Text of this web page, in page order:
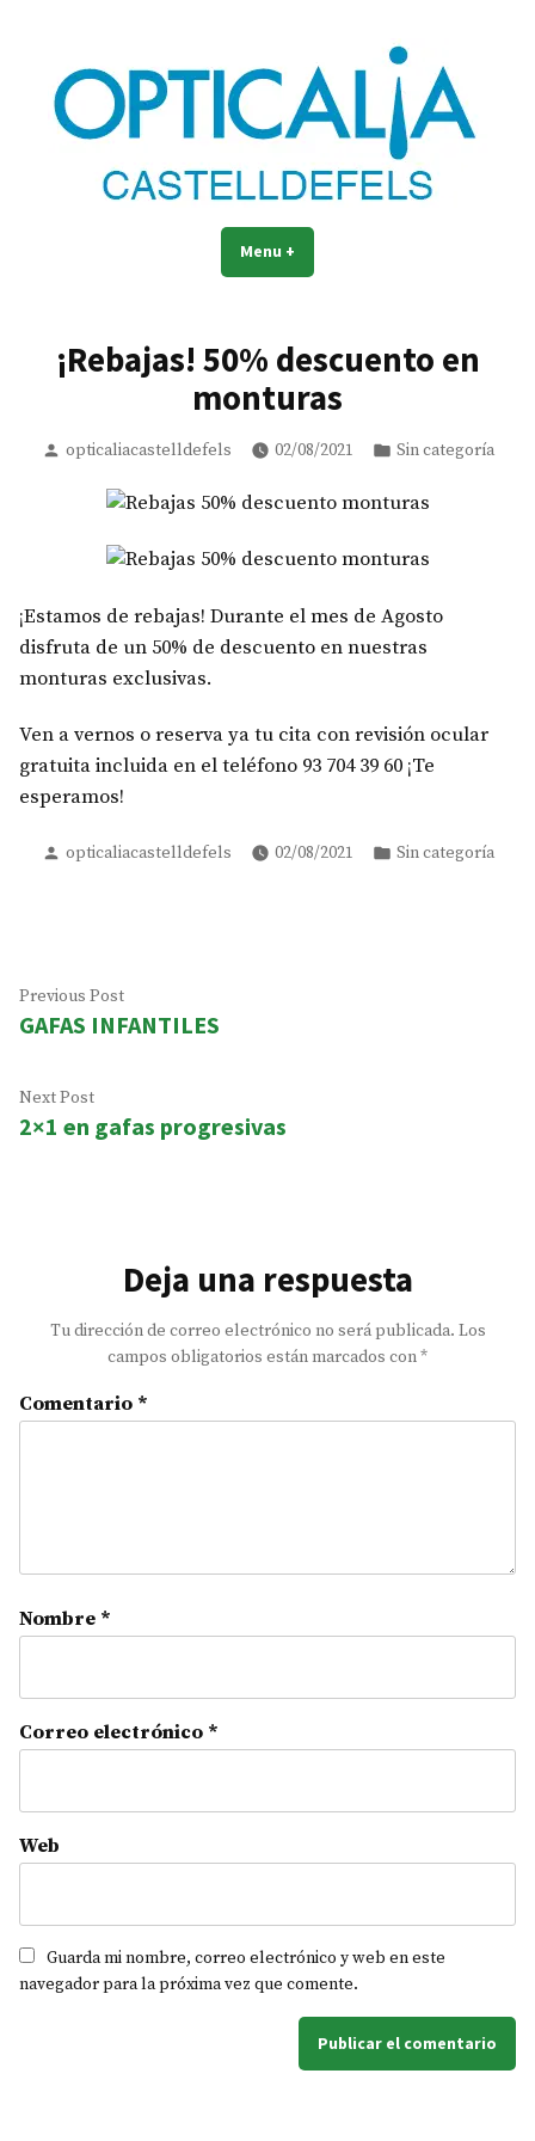
content
La óptica mejor valorada de
Castelldefels
La óptica mejor valorada de Castelldefels
Menu +
¡Rebajas! 50% descuento en
monturas
Posted
opticaliacastelldefels 02/08/2021
Posted
Sin categoría
¡Estamos de rebajas! Durante el mes de Agosto
disfruta de un 50% de descuento en nuestras
monturas exclusivas.
Ven a vernos o reserva ya tu cita con revisión ocular
gratuita incluida en el teléfono 93 704 39 60 ¡Te
esperamos!
Posted
opticaliacastelldefels 02/08/2021
Posted
Sin categoría
Navegación
de
Previous PostPrevious
post:
GAFAS INFANTILES
Next PostNext
post:
2×1 en gafas progresivas
Deja una respuesta
Tu dirección de correo electrónico no será publicada. Los
campos obligatorios están marcados con*
Comentario *
Nombre *
Correo electrónico *
Web
Guarda mi nombre, correo electrónico y web en este
navegador para la próxima vez que comente.